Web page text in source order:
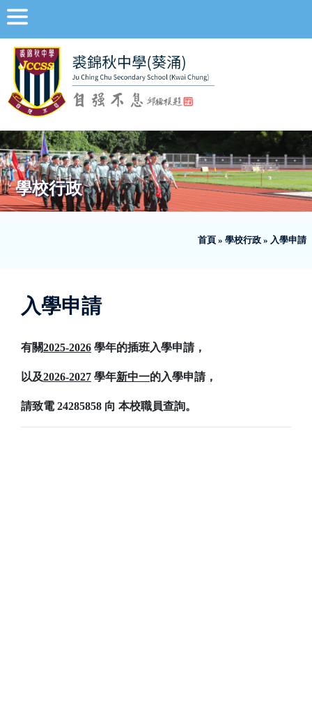
學校行政
首頁 » 學校行政 » 入學申請
入學申請
有關2025-2026 學年的插班入學申請，
以及2026-2027 學年新中一的入學申請，
請致電 24285858 向 本校職員查詢。